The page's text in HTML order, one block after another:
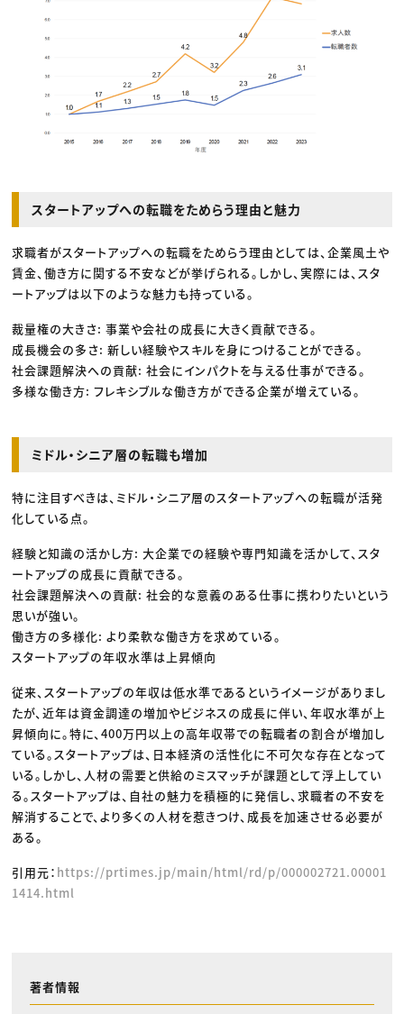
スタートアップへの転職をためらう理由と魅力
求職者がスタートアップへの転職をためらう理由としては、企業風土や
賃金、働き方に関する不安などが挙げられる。しかし、実際には、スタ
ートアップは以下のような魅力も持っている。
裁量権の大きさ: 事業や会社の成長に大きく貢献できる。
成長機会の多さ: 新しい経験やスキルを身につけることができる。
社会課題解決への貢献: 社会にインパクトを与える仕事ができる。
多様な働き方: フレキシブルな働き方ができる企業が増えている。
ミドル・シニア層の転職も増加
特に注目すべきは、ミドル・シニア層のスタートアップへの転職が活発
化している点。
経験と知識の活かし方: 大企業での経験や専門知識を活かして、スタ
ートアップの成長に貢献できる。
社会課題解決への貢献: 社会的な意義のある仕事に携わりたいという
思いが強い。
働き方の多様化: より柔軟な働き方を求めている。
スタートアップの年収水準は上昇傾向
従来、スタートアップの年収は低水準であるというイメージがありまし
たが、近年は資金調達の増加やビジネスの成長に伴い、年収水準が上
昇傾向に。特に、400万円以上の高年収帯での転職者の割合が増加し
ている。スタートアップは、日本経済の活性化に不可欠な存在となって
いる。しかし、人材の需要と供給のミスマッチが課題として浮上してい
る。スタートアップは、自社の魅力を積極的に発信し、求職者の不安を
解消することで、より多くの人材を惹きつけ、成長を加速させる必要が
ある。
引用元： https://prtimes.jp/main/html/rd/p/000002721.00001
1414.html
著者情報